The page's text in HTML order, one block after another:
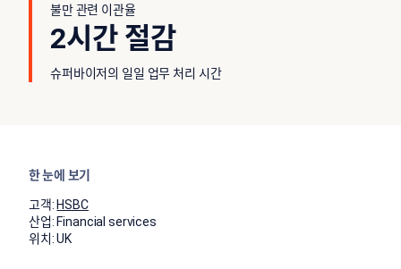
불만 관련 이관율
2시간 절감
슈퍼바이저의 일일 업무 처리 시간
한 눈에 보기
고객: HSBC
산업:​​Financial services​
위치:UK